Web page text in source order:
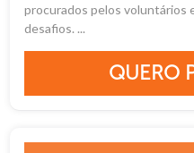
procurados pelos voluntários
desafios. ...
QUERO